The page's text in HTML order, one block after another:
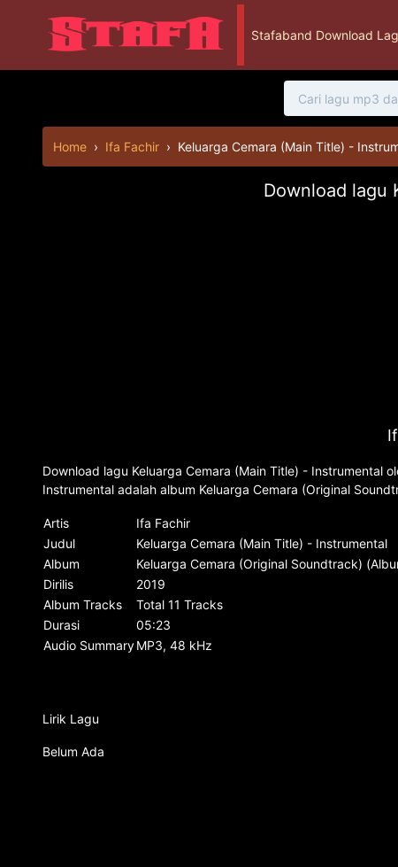
Stafaband Download
Home › Ifa Fachir › Keluarga Cemara (Main Title) -
Download lagu
Download lagu Keluarga Cemara (Main Title) - Instrumental
Instrumental adalah album Keluarga Cemara (Original
Artis
Ifa Fachir
Judul
Keluarga Cemara (Main Title) - Instrumental
Album
Keluarga Cemara (Original Soundtrack)
Dirilis
2019
Album Tracks
Total 11 Tracks
Durasi
05:23
Audio SummaryMP3, 48 kHz
Lirik Lagu
Belum Ada